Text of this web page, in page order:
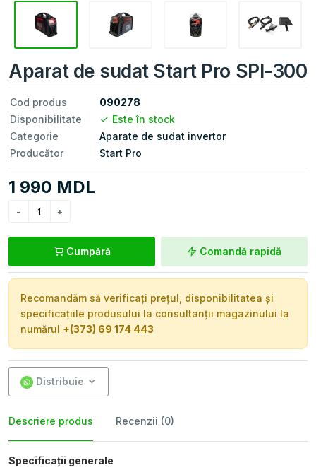
Aparat de sudat Start Pro SPI-300
Cod produs
090278
Disponibilitate
Este în stock
Categorie
Aparate de sudat invertor
Producător
Start Pro
1 990 MDL
Cumpără Comandă rapidă
Recomandăm să verificați prețul, disponibilitatea și
specificațiile produsului la consultanții magazinului la
numărul +(373) 69 174 443
Distribuie
Descriere produs Recenzii (0)
Specificații generale